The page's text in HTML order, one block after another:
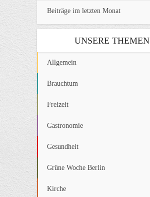
Beiträge im letzten Monat
UNSERE THEMEN
Allgemein
Brauchtum
Freizeit
Gastronomie
Gesundheit
Grüne Woche Berlin
Kirche